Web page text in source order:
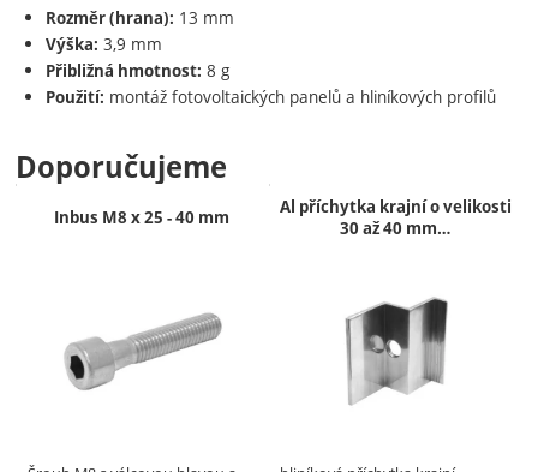
Rozměr (hrana): 13 mm
Výška: 3,9 mm
Přibližná hmotnost: 8 g
Použití: montáž fotovoltaických panelů a hliníkových profilů
Doporučujeme
Inbus M8 x 25 - 40 mm
Al příchytka krajní o velikosti
30 až 40 mm…